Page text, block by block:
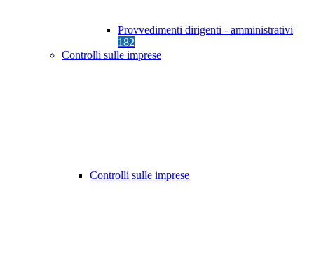
Provvedimenti dirigenti - amministrativi
182
Controlli sulle imprese
Controlli sulle imprese